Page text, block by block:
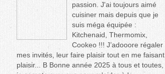
passion. J'ai toujours aimé
cuisiner mais depuis que je
suis méga équipée :
Kitchenaid, Thermomix,
Cookeo !!! J’adooore régaler
mes invités, leur faire plaisir tout en me faisant
plaisir... B Bonne année 2025 à tous et toutes,